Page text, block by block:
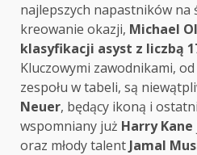
najlepszych napastników na
kreowanie okazji, Michael
klasyfikacji asyst z liczbą
Kluczowymi zawodnikami,
zespołu w tabeli, są
Neuer, będący ikoną i
wspomniany już Harry Kane
oraz młody talent Jamal